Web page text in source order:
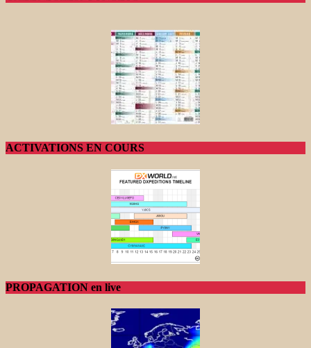
ACTIVATIONS EN COURS
PROPAGATION en live